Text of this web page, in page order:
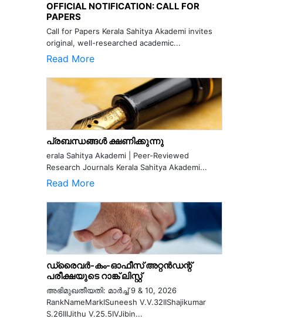
OFFICIAL NOTIFICATION: CALL FOR
PAPERS
Call for Papers Kerala Sahitya Akademi invites
original, well-researched academic...
Read More
പ്രബന്ധങ്ങൾ ക്ഷണിക്കുന്നു
erala Sahitya Akademi | Peer-Reviewed
Research Journals Kerala Sahitya Akademi...
Read More
ഡ്രൈവർ-കം-ഓഫീസ് അറ്റൻഡന്റ്
പരീക്ഷയുടെ റാങ്ക് ലിസ്റ്റ്
അഭിമുഖതീയതി: മാർച്ച് 9 & 10, 2026
RankNameMarkISuneesh V.V.32IIShajikumar
S.26IIIJithu V.25.5IVJibin...